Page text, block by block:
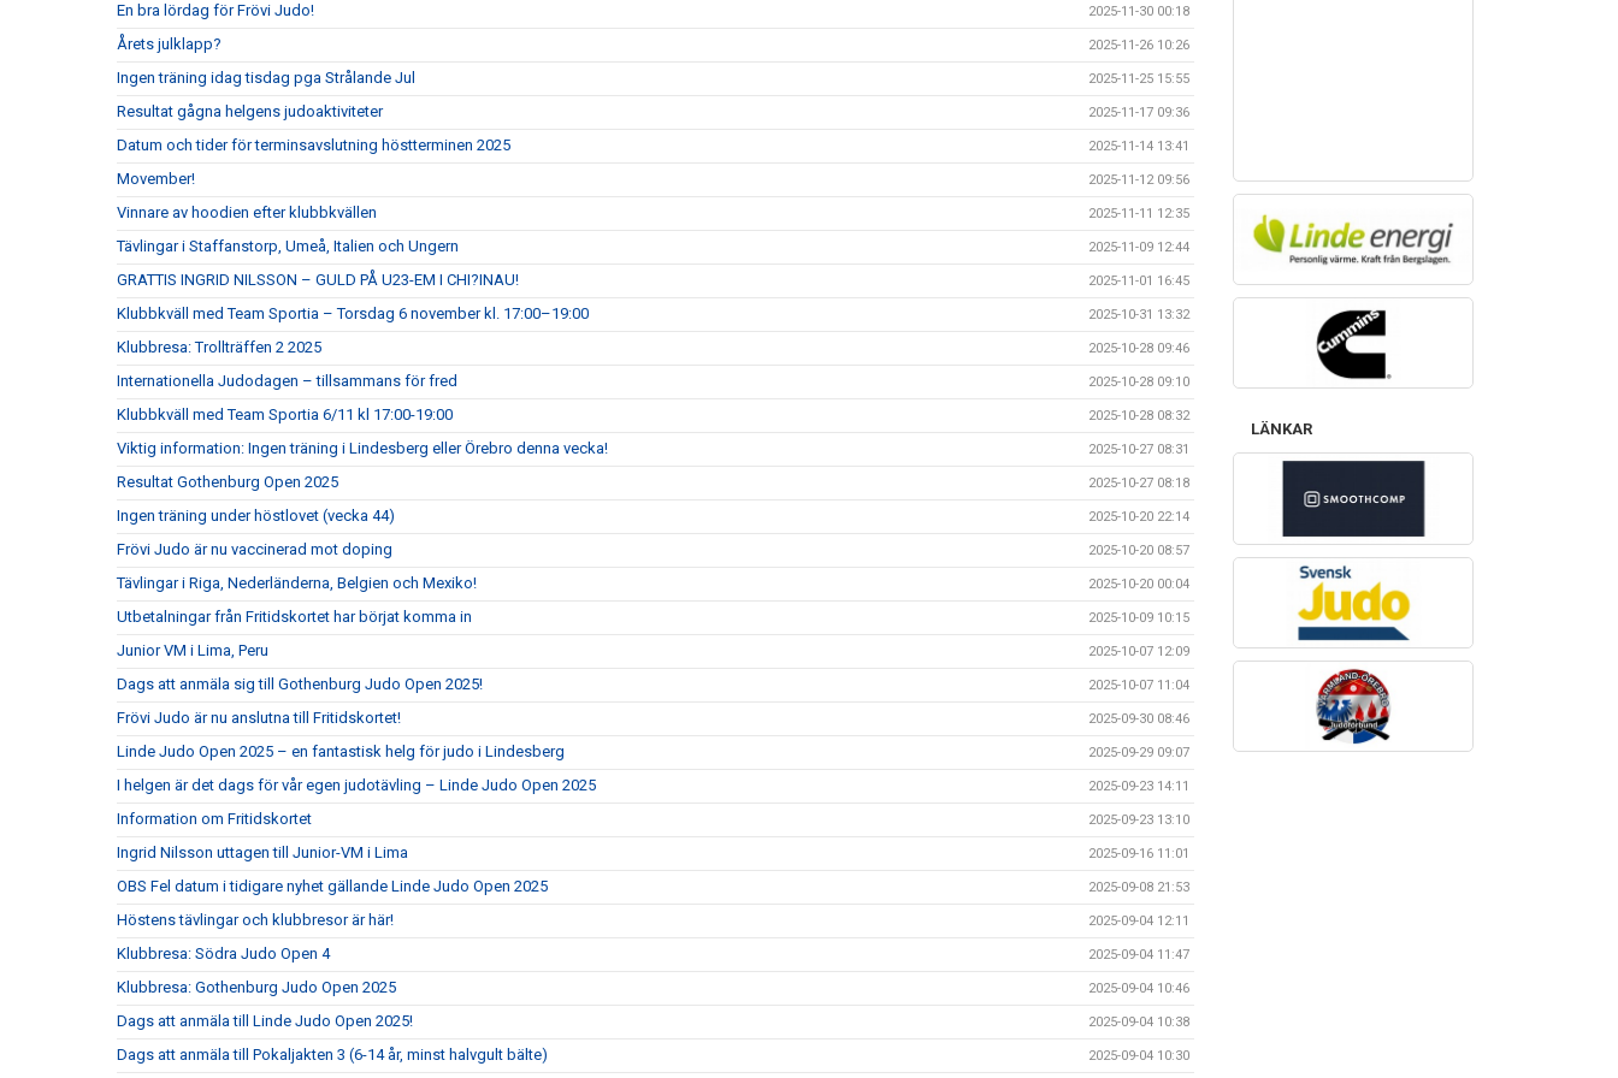
En bra lördag för Frövi Judo! 2025-11-30 00:18
Årets julklapp? 2025-11-26 10:26
Ingen träning idag tisdag pga Strålande Jul 2025-11-25 15:55
Resultat gågna helgens judoaktiviteter 2025-11-17 09:36
Datum och tider för terminsavslutning höstterminen 2025 2025-11-14 13:41
Movember! 2025-11-12 09:56
Vinnare av hoodien efter klubbkvällen 2025-11-11 12:35
Tävlingar i Staffanstorp, Umeå, Italien och Ungern 2025-11-09 12:44
GRATTIS INGRID NILSSON – GULD PÅ U23-EM I CHI?INAU! 2025-11-01 16:45
Klubbkväll med Team Sportia – Torsdag 6 november kl. 17:00–19:00 2025-10-31 13:32
Klubbresa: Trollträffen 2 2025 2025-10-28 09:46
Internationella Judodagen – tillsammans för fred 2025-10-28 09:10
Klubbkväll med Team Sportia 6/11 kl 17:00-19:00 2025-10-28 08:32
Viktig information: Ingen träning i Lindesberg eller Örebro denna vecka! 2025-10-27 08:31
Resultat Gothenburg Open 2025 2025-10-27 08:18
Ingen träning under höstlovet (vecka 44) 2025-10-20 22:14
Frövi Judo är nu vaccinerad mot doping 2025-10-20 08:57
Tävlingar i Riga, Nederländerna, Belgien och Mexiko! 2025-10-20 00:04
Utbetalningar från Fritidskortet har börjat komma in 2025-10-09 10:15
Junior VM i Lima, Peru 2025-10-07 12:09
Dags att anmäla sig till Gothenburg Judo Open 2025! 2025-10-07 11:04
Frövi Judo är nu anslutna till Fritidskortet! 2025-09-30 08:46
Linde Judo Open 2025 – en fantastisk helg för judo i Lindesberg 2025-09-29 09:07
I helgen är det dags för vår egen judotävling – Linde Judo Open 2025 2025-09-23 14:11
Information om Fritidskortet 2025-09-23 13:10
Ingrid Nilsson uttagen till Junior-VM i Lima 2025-09-16 11:01
OBS Fel datum i tidigare nyhet gällande Linde Judo Open 2025 2025-09-08 21:53
Höstens tävlingar och klubbresor är här! 2025-09-04 12:11
Klubbresa: Södra Judo Open 4 2025-09-04 11:47
Klubbresa: Gothenburg Judo Open 2025 2025-09-04 10:46
Dags att anmäla till Linde Judo Open 2025! 2025-09-04 10:38
Dags att anmäla till Pokaljakten 3 (6-14 år, minst halvgult bälte) 2025-09-04 10:30
LÄNKAR